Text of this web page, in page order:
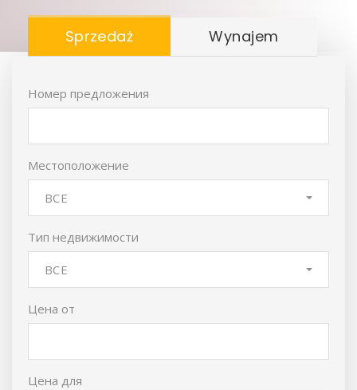
Sprzedaż Wynajem
Номер предложения
Местоположение
ВСЕ
Тип недвижимости
ВСЕ
Цена от
Цена для